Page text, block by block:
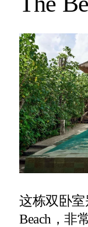
这栋双卧室
Beach，非